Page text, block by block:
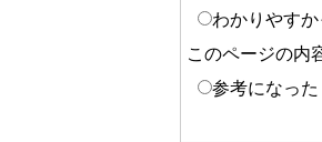
わかりやす
このページの内
参考になった